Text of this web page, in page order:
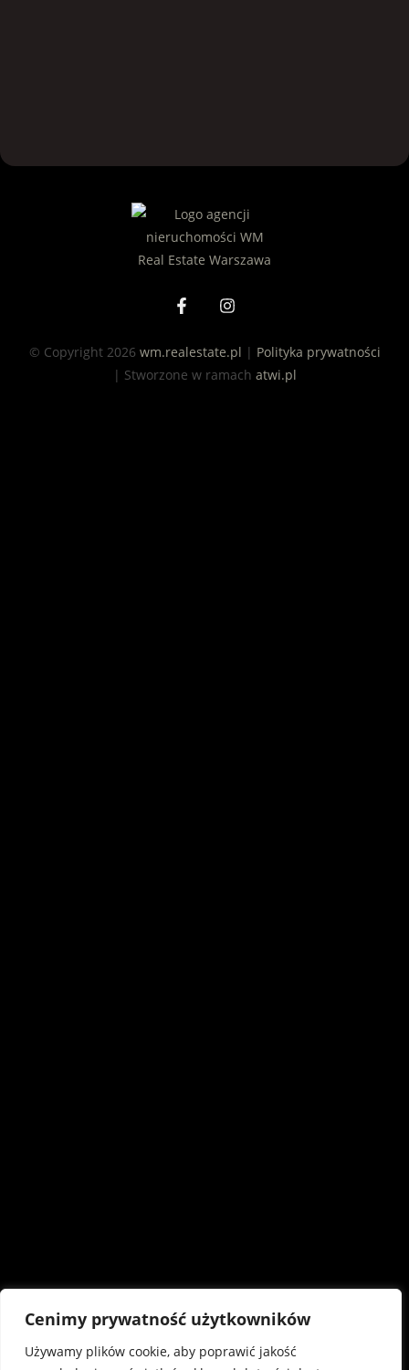
Cenimy prywatność użytkowników
Używamy plików cookie, aby poprawić jakość
© Copyright 2026 wm.realestate.pl | Polityka prywatności
| Stworzone w ramach atwi.pl